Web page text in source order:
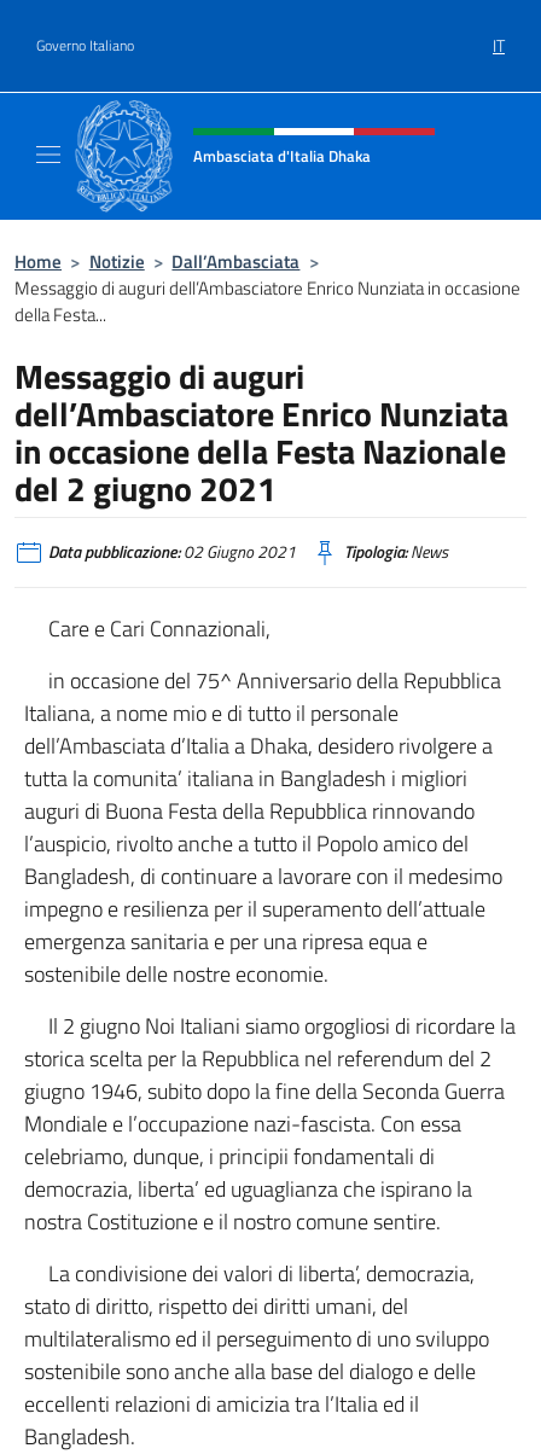
Governo Italiano IT
Intestazione sito, social e menù
Ambasciata d'Italia Dhaka
Home > Notizie > Dall’Ambasciata >
Messaggio di auguri dell’Ambasciatore Enrico Nunziata in occasione
della Festa...
Messaggio di auguri
dell’Ambasciatore Enrico Nunziata
in occasione della Festa Nazionale
del 2 giugno 2021
Data pubblicazione:02 Giugno 2021 Tipologia:News
Care e Cari Connazionali,
in occasione del 75^ Anniversario della Repubblica
Italiana, a nome mio e di tutto il personale
dell’Ambasciata d’Italia a Dhaka, desidero rivolgere a
tutta la comunita’ italiana in Bangladesh i migliori
auguri di Buona Festa della Repubblica rinnovando
l’auspicio, rivolto anche a tutto il Popolo amico del
Bangladesh, di continuare a lavorare con il medesimo
impegno e resilienza per il superamento dell’attuale
emergenza sanitaria e per una ripresa equa e
sostenibile delle nostre economie.
Il 2 giugno Noi Italiani siamo orgogliosi di ricordare la
storica scelta per la Repubblica nel referendum del 2
giugno 1946, subito dopo la fine della Seconda Guerra
Mondiale e l’occupazione nazi-fascista. Con essa
celebriamo, dunque, i principii fondamentali di
democrazia, liberta’ ed uguaglianza che ispirano la
nostra Costituzione e il nostro comune sentire.
La condivisione dei valori di liberta’, democrazia,
stato di diritto, rispetto dei diritti umani, del
multilateralismo ed il perseguimento di uno sviluppo
sostenibile sono anche alla base del dialogo e delle
eccellenti relazioni di amicizia tra l’Italia ed il
Bangladesh.